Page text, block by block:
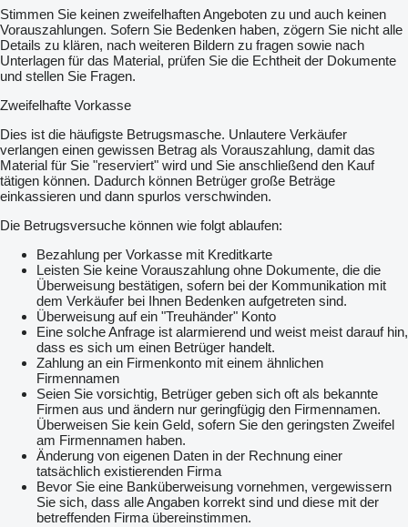
Stimmen Sie keinen zweifelhaften Angeboten zu und auch keinen
Vorauszahlungen. Sofern Sie Bedenken haben, zögern Sie nicht alle
Details zu klären, nach weiteren Bildern zu fragen sowie nach
Unterlagen für das Material, prüfen Sie die Echtheit der Dokumente
und stellen Sie Fragen.
Zweifelhafte Vorkasse
Dies ist die häufigste Betrugsmasche. Unlautere Verkäufer
verlangen einen gewissen Betrag als Vorauszahlung, damit das
Material für Sie "reserviert" wird und Sie anschließend den Kauf
tätigen können. Dadurch können Betrüger große Beträge
einkassieren und dann spurlos verschwinden.
Die Betrugsversuche können wie folgt ablaufen:
Bezahlung per Vorkasse mit Kreditkarte
Leisten Sie keine Vorauszahlung ohne Dokumente, die die
Überweisung bestätigen, sofern bei der Kommunikation mit
dem Verkäufer bei Ihnen Bedenken aufgetreten sind.
Überweisung auf ein "Treuhänder" Konto
Eine solche Anfrage ist alarmierend und weist meist darauf hin,
dass es sich um einen Betrüger handelt.
Zahlung an ein Firmenkonto mit einem ähnlichen
Firmennamen
Seien Sie vorsichtig, Betrüger geben sich oft als bekannte
Firmen aus und ändern nur geringfügig den Firmennamen.
Überweisen Sie kein Geld, sofern Sie den geringsten Zweifel
am Firmennamen haben.
Änderung von eigenen Daten in der Rechnung einer
tatsächlich existierenden Firma
Bevor Sie eine Banküberweisung vornehmen, vergewissern
Sie sich, dass alle Angaben korrekt sind und diese mit der
betreffenden Firma übereinstimmen.